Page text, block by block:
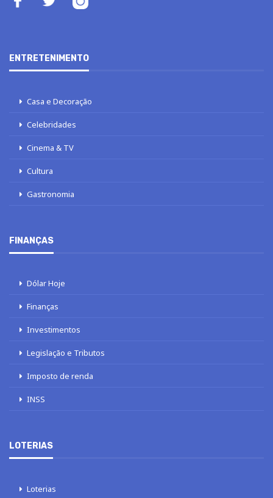
ENTRETENIMENTO
Casa e Decoração
Celebridades
Cinema & TV
Cultura
Gastronomia
FINANÇAS
Dólar Hoje
Finanças
Investimentos
Legislação e Tributos
Imposto de renda
INSS
LOTERIAS
Loterias